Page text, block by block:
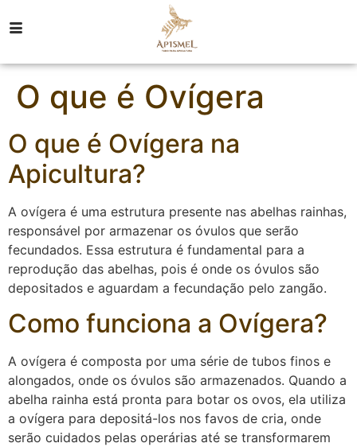
O que é Ovígera
O que é Ovígera na
Apicultura?
A ovígera é uma estrutura presente nas abelhas rainhas,
responsável por armazenar os óvulos que serão
fecundados. Essa estrutura é fundamental para a
reprodução das abelhas, pois é onde os óvulos são
depositados e aguardam a fecundação pelo zangão.
Como funciona a Ovígera?
A ovígera é composta por uma série de tubos finos e
alongados, onde os óvulos são armazenados. Quando a
abelha rainha está pronta para botar os ovos, ela utiliza
a ovígera para depositá-los nos favos de cria, onde
serão cuidados pelas operárias até se transformarem